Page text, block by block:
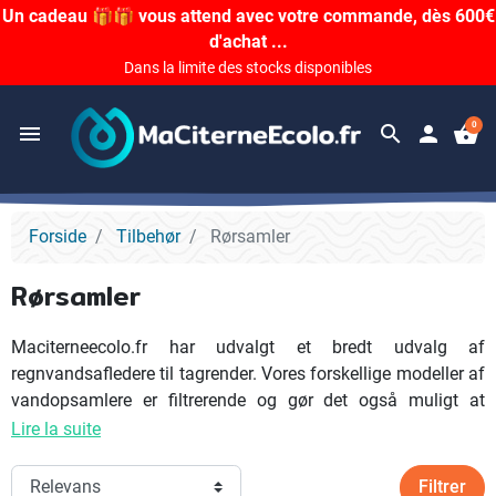
Un cadeau 🎁🎁 vous attend avec votre commande, dès 600€
d'achat ...
Dans la limite des stocks disponibles
menu search person shopping_basket
0
Forside Tilbehør Rørsamler
Rørsamler
Maciterneecolo.fr har udvalgt et bredt udvalg af
regnvandsafledere til tagrender. Vores forskellige modeller af
vandopsamlere er filtrerende og gør det også muligt at
beskytte din tank eller dit kar mod de forskellige former for
filtreres fra og ledes direkte ned i dit regnvandssystem. Der er
Lire la suite
Filtrer